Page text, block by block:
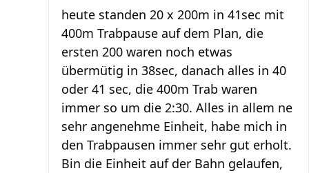
heute standen 20 x 200m in 41sec mit
400m Trabpause auf dem Plan, die
ersten 200 waren noch etwas
übermütig in 38sec, danach alles in 40
oder 41 sec, die 400m Trab waren
immer so um die 2:30. Alles in allem ne
sehr angenehme Einheit, habe mich in
den Trabpausen immer sehr gut erholt.
Bin die Einheit auf der Bahn gelaufen,